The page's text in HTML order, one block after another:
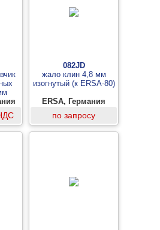
082JD
жало клин 4,8 мм
изогнутый (к ERSA-80)
ERSA, Германия
по запросу